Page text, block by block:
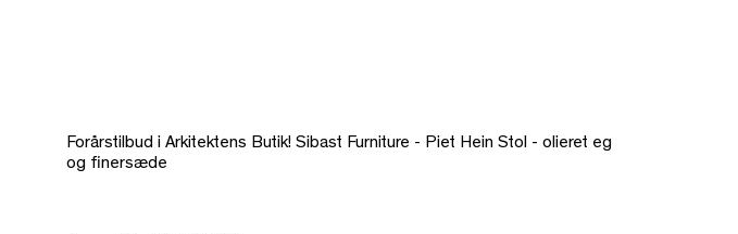
Forårstilbud i Arkitektens Butik! Sibast Furniture - Piet Hein Stol - olieret eg
og finersæde